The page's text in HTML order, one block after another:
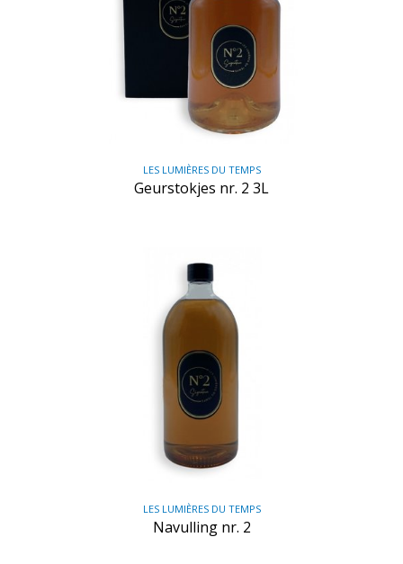
LES LUMIÈRES DU TEMPS
Geurstokjes nr. 2 3L
LES LUMIÈRES DU TEMPS
Navulling nr. 2